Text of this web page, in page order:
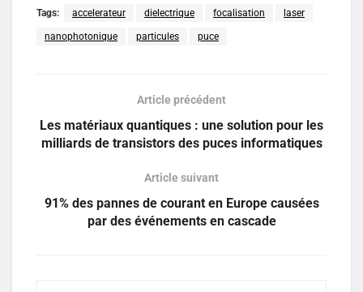
Tags: accelerateur dielectrique focalisation laser
nanophotonique particules puce
Article précédent
Les matériaux quantiques : une solution pour les
milliards de transistors des puces informatiques
Article suivant
91% des pannes de courant en Europe causées
par des événements en cascade